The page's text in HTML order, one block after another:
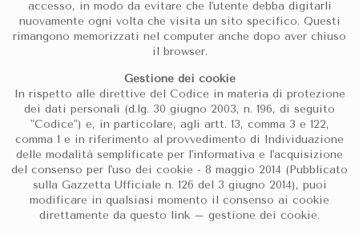
accesso, in modo da evitare che l'utente debba digitarli
nuovamente ogni volta che visita un sito specifico. Questi
rimangono memorizzati nel computer anche dopo aver chiuso
il browser.
Gestione dei cookie
In rispetto alle direttive del Codice in materia di protezione
dei dati personali (d.lg. 30 giugno 2003, n. 196, di seguito
"Codice") e, in particolare, agli artt. 13, comma 3 e 122,
comma 1 e in riferimento al provvedimento di Individuazione
delle modalità semplificate per l'informativa e l'acquisizione
del consenso per l'uso dei cookie - 8 maggio 2014 (Pubblicato
sulla Gazzetta Ufficiale n. 126 del 3 giugno 2014), puoi
modificare in qualsiasi momento il consenso ai cookie
direttamente da questo link – gestione dei cookie.